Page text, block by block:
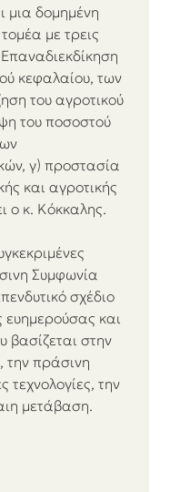
μια δομημένη
με τρεις
κεφαλαίου, των
του αγροτικού
του ποσοστού
γ) προστασία
και αγροτικής
ο κ. Κόκκαλης.
Συμφωνία
σχέδιο
ευημερούσας και
βασίζεται στην
την πράσινη
τεχνολογίες, την
μετάβαση.